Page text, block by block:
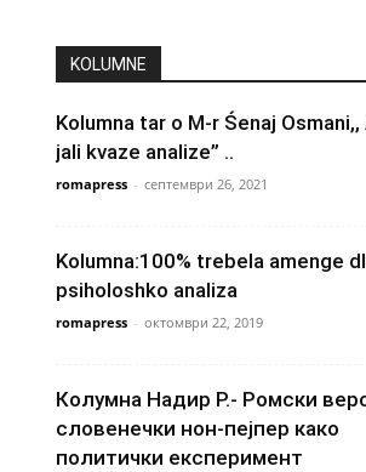
KOLUMNE
Kolumna tar o M-r Śenaj Osmani,,
jali kvaze analize” ..
romapress - септември 26, 2021
Kolumna:100% trebela amenge
psiholoshko analiza
romapress - октомври 22, 2019
Колумна Надир Р.- Ромски
словенечки нон-пејпер како
политички експеримент